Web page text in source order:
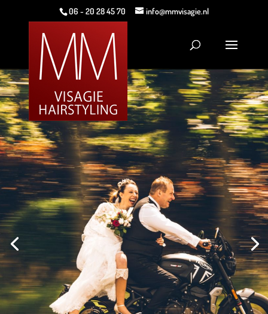
06 - 20 28 45 70 info@mmvisagie.nl